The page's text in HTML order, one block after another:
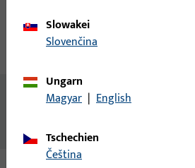
Technische Daten
Inhalt
Slowakei
Slovenčina
Ungarn
Magyar | English
Tschechien
čeština